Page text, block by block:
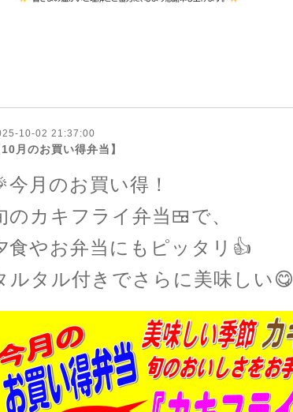
10-02 21:37:00
10月のお買い得弁当】
今月のお買い得！
のカキフライ弁当🍱で、
食やお弁当にもピッタリ👍
ルタル付きでさらに美味しい😋